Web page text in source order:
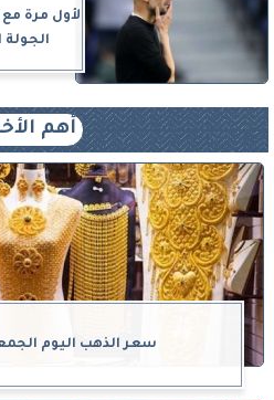
لأول مرة
الجولة
أهم
سعر الذهب اليوم الجمعة 23 فبراير